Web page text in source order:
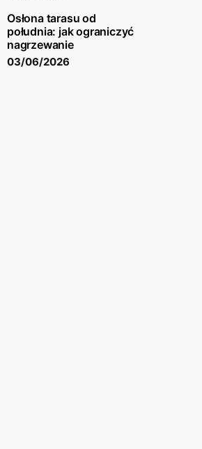
Osłona tarasu od
południa: jak ograniczyć
nagrzewanie
03/06/2026